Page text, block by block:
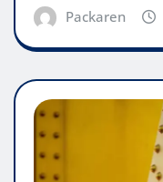
Packaren